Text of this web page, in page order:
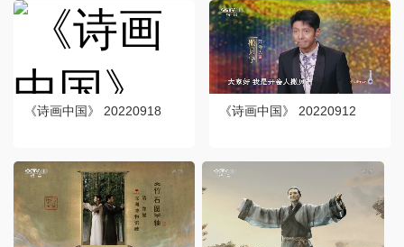
《诗画中国》 20220918 《诗画中国》 20220912